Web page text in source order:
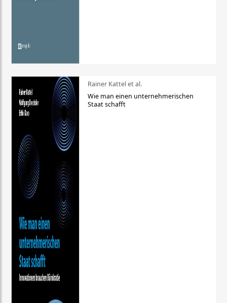
Rainer Kattel et al.
Wie man einen unternehmerischen
Staat schafft